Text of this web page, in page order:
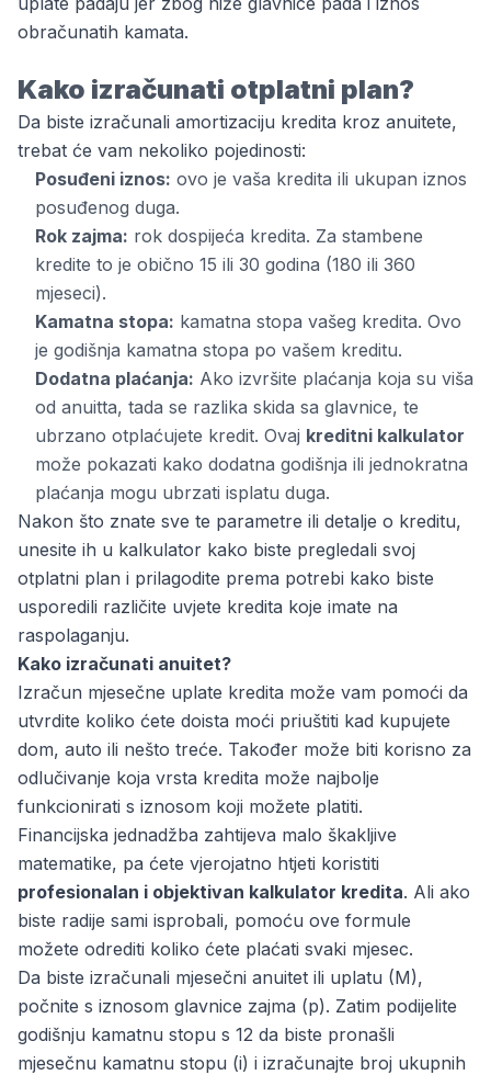
obračunatih kamata.
Kako izračunati otplatni plan?
Da biste izračunali amortizaciju kredita kroz anuitete,
trebat će vam nekoliko pojedinosti:
Posuđeni iznos: ovo je vaša kredita ili ukupan iznos
posuđenog duga.
Rok zajma: rok dospijeća kredita. Za stambene
kredite to je obično 15 ili 30 godina (180 ili 360
mjeseci).
Kamatna stopa: kamatna stopa vašeg kredita. Ovo
je godišnja kamatna stopa po vašem kreditu.
Dodatna plaćanja: Ako izvršite plaćanja koja su viša
od anuitta, tada se razlika skida sa glavnice, te
ubrzano otplaćujete kredit. Ovaj kreditni kalkulator
može pokazati kako dodatna godišnja ili jednokratna
plaćanja mogu ubrzati isplatu duga.
Nakon što znate sve te parametre ili detalje o kreditu,
unesite ih u kalkulator kako biste pregledali svoj
otplatni plan i prilagodite prema potrebi kako biste
usporedili različite uvjete kredita koje imate na
raspolaganju.
Kako izračunati anuitet?
Izračun mjesečne uplate kredita može vam pomoći da
utvrdite koliko ćete doista moći priuštiti kad kupujete
dom, auto ili nešto treće. Također može biti korisno za
odlučivanje koja vrsta kredita može najbolje
funkcionirati s iznosom koji možete platiti.
Financijska jednadžba zahtijeva malo škakljive
matematike, pa ćete vjerojatno htjeti koristiti
profesionalan i objektivan kalkulator kredita. Ali ako
biste radije sami isprobali, pomoću ove formule
možete odrediti koliko ćete plaćati svaki mjesec.
Da biste izračunali mjesečni anuitet ili uplatu (M),
počnite s iznosom glavnice zajma (p). Zatim podijelite
godišnju kamatnu stopu s 12 da biste pronašli
mjesečnu kamatnu stopu (i) i izračunajte broj ukupnih